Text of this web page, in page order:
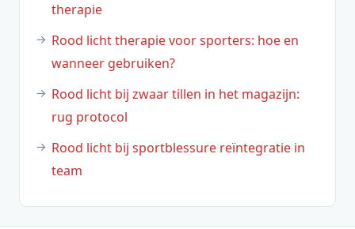
therapie
Rood licht therapie voor sporters: hoe en
wanneer gebruiken?
Rood licht bij zwaar tillen in het magazijn:
rug protocol
Rood licht bij sportblessure reïntegratie in
team